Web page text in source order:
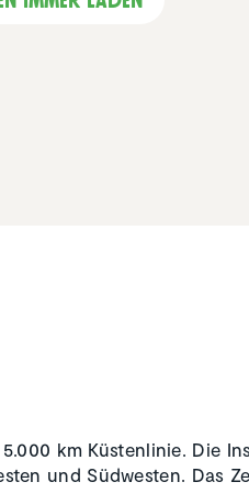
km Küstenlinie. Die
und Südwesten. Das